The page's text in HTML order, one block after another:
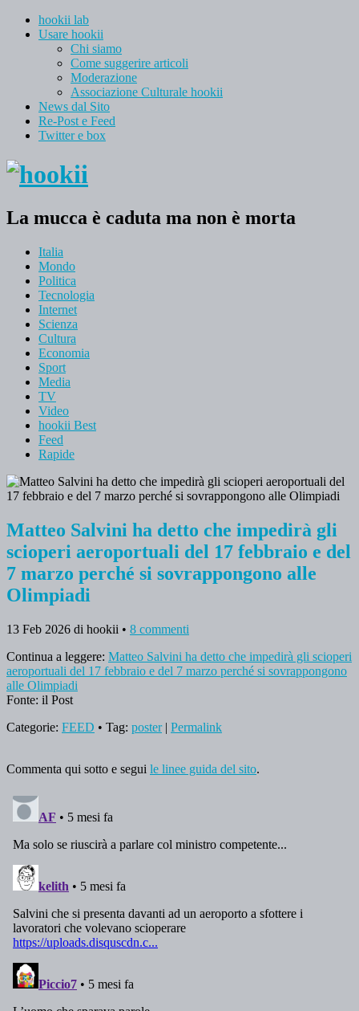
hookii lab
Usare hookii
Chi siamo
Come suggerire articoli
Moderazione
Associazione Culturale hookii
News dal Sito
Re-Post e Feed
Twitter e box
La mucca è caduta ma non è morta
Italia
Mondo
Politica
Tecnologia
Internet
Scienza
Cultura
Economia
Sport
Media
TV
Video
hookii Best
Feed
Rapide
Matteo Salvini ha detto che impedirà gli
scioperi aeroportuali del 17 febbraio e del
7 marzo perché si sovrappongono alle
Olimpiadi
13 Feb 2026 di hookii • 8 commenti
Continua a leggere: Matteo Salvini ha detto che impedirà gli scioperi
aeroportuali del 17 febbraio e del 7 marzo perché si sovrappongono
alle Olimpiadi
Fonte: il Post
Categorie: FEED • Tag: poster| Permalink
Commenta qui sotto e segui le linee guida del sito.